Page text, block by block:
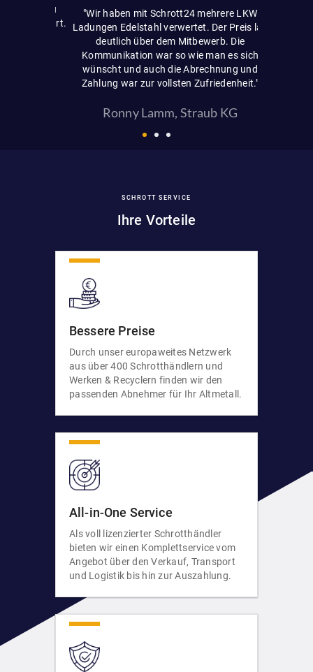
"Wir haben mit Schrott24 mehrere LKW
Ladungen Edelstahl verwertet. Der Preis lag
deutlich über dem Mitbewerb. Die
Kommunikation war so wie man es sich
wünscht und auch die Abrechnung und
Zahlung war zur vollsten Zufriedenheit."
Ronny Lamm, Straub KG
SCHROTT SERVICE
Ihre Vorteile
Bessere Preise
Durch unser europaweites Netzwerk
aus über 400 Schrotthändlern und
Werken & Recyclern finden wir den
passenden Abnehmer für Ihr Altmetall.
All-in-One Service
Als voll lizenzierter Schrotthändler
bieten wir einen Komplettservice vom
Angebot über den Verkauf, Transport
und Logistik bis hin zur Auszahlung.